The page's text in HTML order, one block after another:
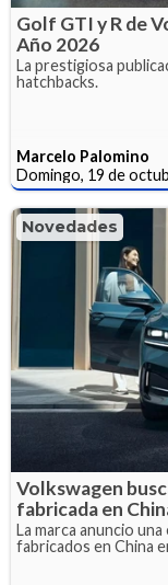
Golf GTI y R de
Año 2026
La prestigiosa
hatchbacks.
Marcelo Palomino
Domingo, 19 de
Novedades
Volkswagen
fabricada en
La marca anuncio
fabricados en China